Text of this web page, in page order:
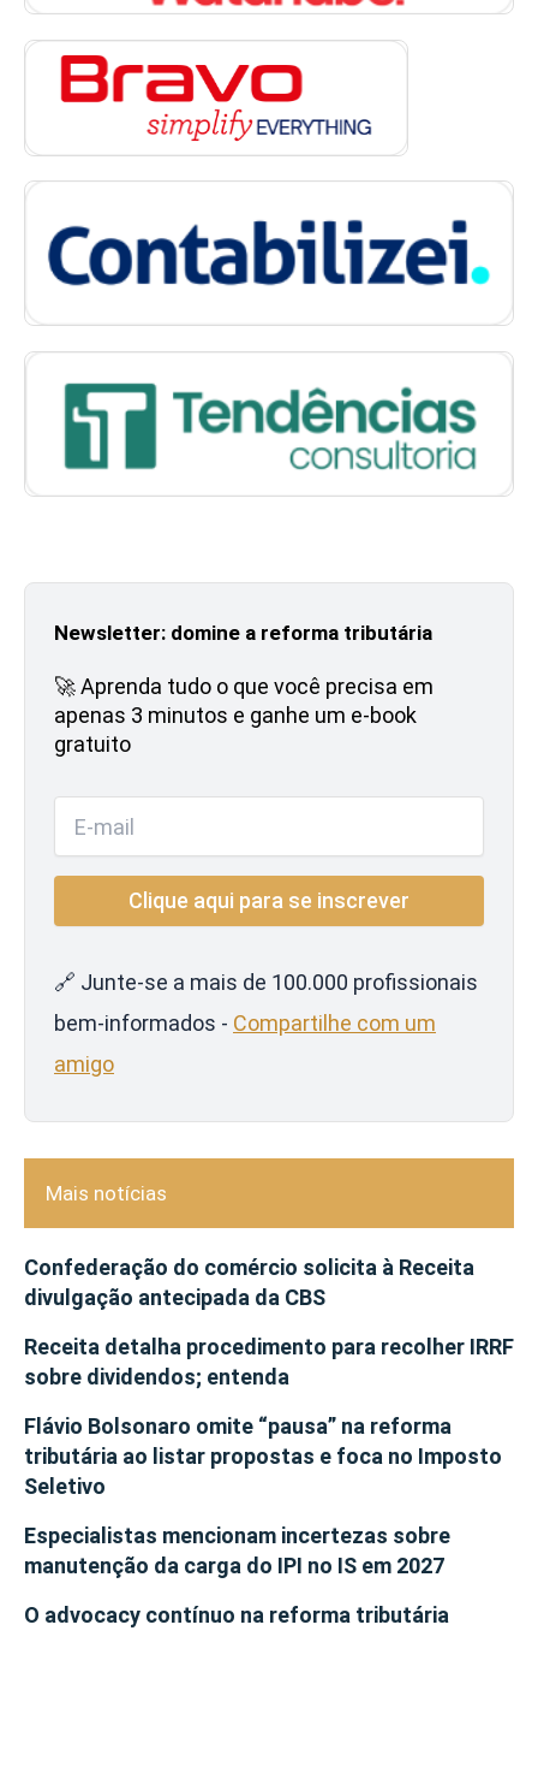
Newsletter: domine a reforma tributária
🚀 Aprenda tudo o que você precisa em
apenas 3 minutos e ganhe um e-book
gratuito
🔗 Junte-se a mais de 100.000 profissionais
bem-informados - Compartilhe com um
amigo
Mais notícias
Confederação do comércio solicita à Receita
divulgação antecipada da CBS
Receita detalha procedimento para recolher IRRF
sobre dividendos; entenda
Flávio Bolsonaro omite “pausa” na reforma
tributária ao listar propostas e foca no Imposto
Seletivo
Especialistas mencionam incertezas sobre
manutenção da carga do IPI no IS em 2027
O advocacy contínuo na reforma tributária